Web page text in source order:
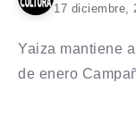
17 diciembre,
Yaiza mantiene
de enero